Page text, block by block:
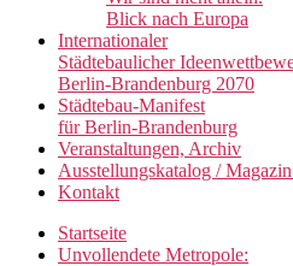
Blick nach Europa
Internationaler
Städtebaulicher
Berlin-Brandenburg 2070
Städtebau-Manifest
für Berlin-Brandenburg
Veranstaltungen, Archiv
Ausstellungskatalog /
Kontakt
Startseite
Unvollendete Metropole: